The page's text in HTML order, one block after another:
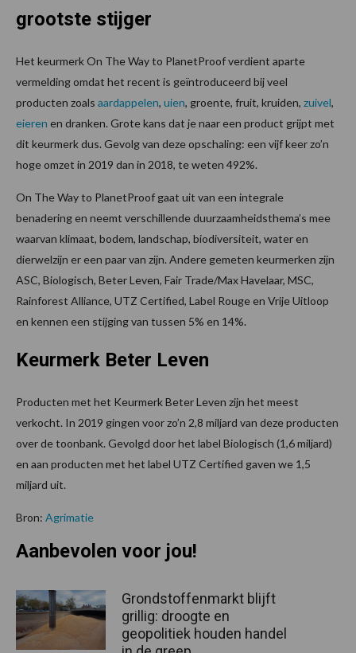
grootste stijger
Het keurmerk On The Way to PlanetProof verdient aparte
vermelding omdat het recent is geïntroduceerd bij veel
producten zoals aardappelen, uien, groente, fruit, kruiden, zuivel,
eieren en dranken. Grote kans dat je naar een product grijpt met
dit keurmerk dus. Gevolg van deze opschaling: een vijf keer zo’n
hoge omzet in 2019 dan in 2018, te weten 492%.
On The Way to PlanetProof gaat uit van een integrale
benadering en neemt verschillende duurzaamheidsthema’s mee
waarvan klimaat, bodem, landschap, biodiversiteit, water en
dierwelzijn er een paar van zijn. Andere gemeten keurmerken zijn
ASC, Biologisch, Beter Leven, Fair Trade/Max Havelaar, MSC,
Rainforest Alliance, UTZ Certified, Label Rouge en Vrije Uitloop
en kennen een stijging van tussen 5% en 14%.
Keurmerk Beter Leven
Producten met het Keurmerk Beter Leven zijn het meest
verkocht. In 2019 gingen voor zo’n 2,8 miljard van deze producten
over de toonbank. Gevolgd door het label Biologisch (1,6 miljard)
en aan producten met het label UTZ Certified gaven we 1,5
miljard uit.
Bron: Agrimatie
Aanbevolen voor jou!
Grondstoffenmarkt blijft
grillig: droogte en
geopolitiek houden handel